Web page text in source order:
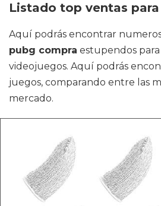
Listado top ventas
Aquí podrás encontrar
pubg compra estupendos
videojuegos. Aquí podrás
juegos, comparando entre las
mercado.